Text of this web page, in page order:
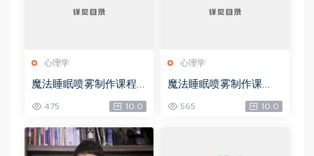
心理学
魔法睡眠喷雾制作课程
(1)，网盘下载(76.04K)
475 10.0
心理学
魔法睡眠喷雾制作课
程，网盘下载(76.04K)
565 10.0